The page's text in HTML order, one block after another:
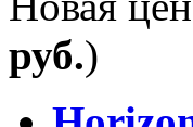
руб.)